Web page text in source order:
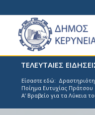
ΤΕΛΕΥΤΑΙΕΣ
Είσαστε εδώ:
Ποίημα Ευτυχίας Πράτσου
Α’ Βραβείο για τα Λύκεια